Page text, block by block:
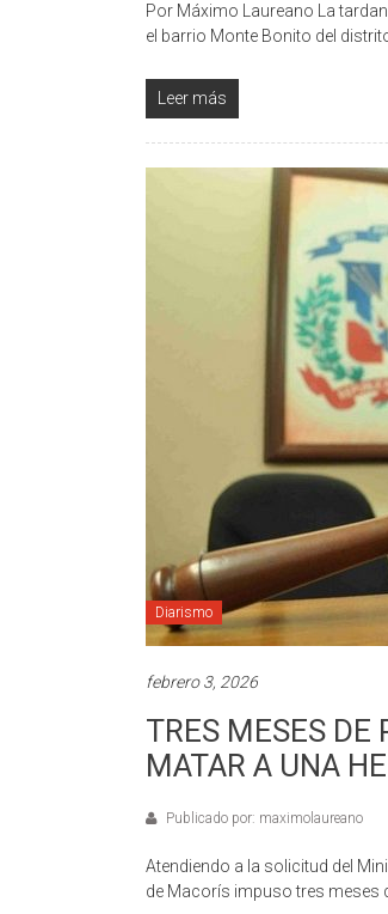
Por Máximo Laureano La
el barrio Monte Bonito del
Leer más
Diarismo
febrero 3, 2026
TRES MESES DE
MATAR A UNA
Publicado por: maximolaureano
Atendiendo a la solicitud del
de Macorís impuso tres meses